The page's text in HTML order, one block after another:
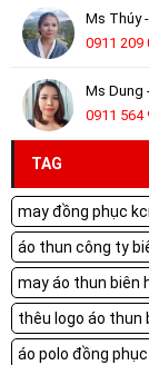
Ms Thúy
0911 209
Ms Dung
0911 564
TAG
may đồng phục
áo thun công ty
may áo thun biên
thêu logo áo thun
áo polo đồng